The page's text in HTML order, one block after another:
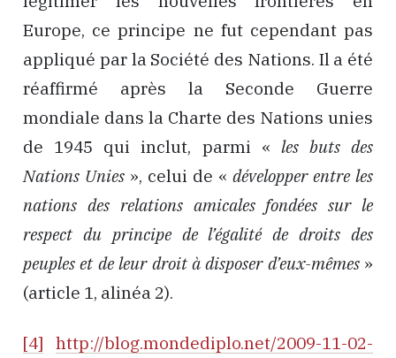
Europe, ce principe ne fut cependant pas
appliqué par la Société des Nations. Il a été
réaffirmé après la Seconde Guerre
mondiale dans la Charte des Nations unies
de 1945 qui inclut, parmi « les buts des
Nations Unies », celui de « développer entre les
nations des relations amicales fondées sur le
respect du principe de l’égalité de droits des
peuples et de leur droit à disposer d’eux-mêmes»
(article 1, alinéa 2).
[4]
http://blog.mondediplo.net/2009-11-02-